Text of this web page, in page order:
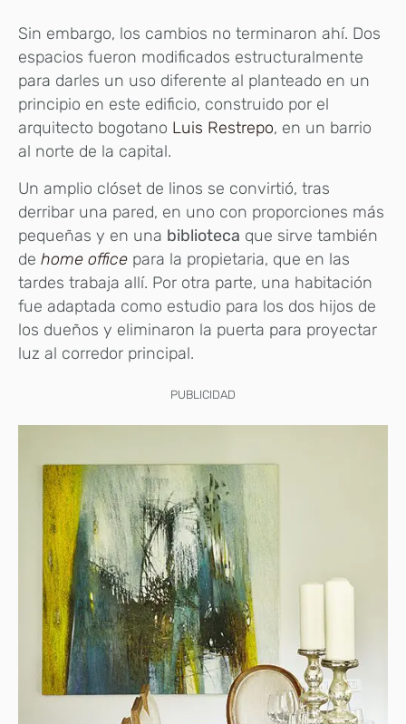
Sin embargo, los cambios no terminaron ahí. Dos
espacios fueron modificados estructuralmente
para darles un uso diferente al planteado en un
principio en este edificio, construido por el
arquitecto bogotano Luis Restrepo, en un barrio
al norte de la capital.
Un amplio clóset de linos se convirtió, tras
derribar una pared, en uno con proporciones más
pequeñas y en una biblioteca que sirve también
de home office para la propietaria, que en las
tardes trabaja allí. Por otra parte, una habitación
fue adaptada como estudio para los dos hijos de
los dueños y eliminaron la puerta para proyectar
luz al corredor principal.
PUBLICIDAD